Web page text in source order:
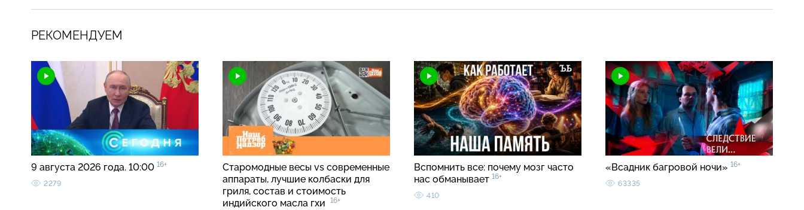
РЕКОМЕНДУЕМ
9 августа 2026 года. 10:00 16+
2279
Старомодные весы vs современные
аппараты, лучшие колбаски для
гриля, состав и стоимость
индийского масла гхи
16+
Вспомнить все: почему мозг часто
нас обманывает 16+
410
«Всадник багровой ночи» 16+
63335